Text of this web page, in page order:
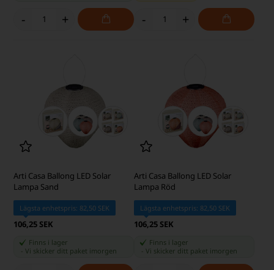
- + - +
Arti Casa Ballong LED Solar
Lampa Sand
Lägsta enhetspris: 82,50 SEK
106,25 SEK
Finns i lager
-Vi skicker ditt paket imorgen
Arti Casa Ballong LED Solar
Lampa Röd
Lägsta enhetspris: 82,50 SEK
106,25 SEK
Finns i lager
Vi skicker ditt paket imorgen